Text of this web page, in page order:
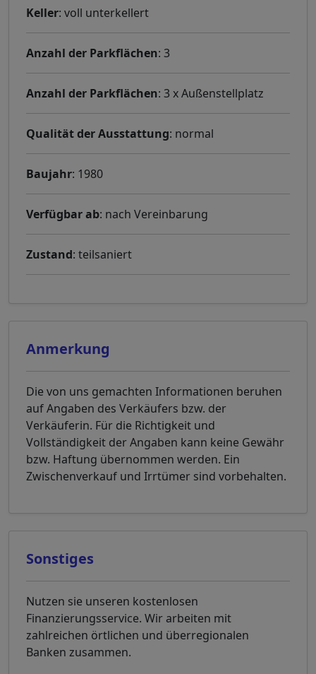
Keller: voll unterkellert
Anzahl der Parkflächen: 3
Anzahl der Parkflächen: 3 x Außenstellplatz
Qualität der Ausstattung: normal
Baujahr: 1980
Verfügbar ab: nach Vereinbarung
Zustand: teilsaniert
Anmerkung
Die von uns gemachten Informationen beruhen
auf Angaben des Verkäufers bzw. der
Verkäuferin. Für die Richtigkeit und
Vollständigkeit der Angaben kann keine Gewähr
bzw. Haftung übernommen werden. Ein
Zwischenverkauf und Irrtümer sind vorbehalten.
Sonstiges
Nutzen sie unseren kostenlosen
Finanzierungsservice. Wir arbeiten mit
zahlreichen örtlichen und überregionalen
Banken zusammen.